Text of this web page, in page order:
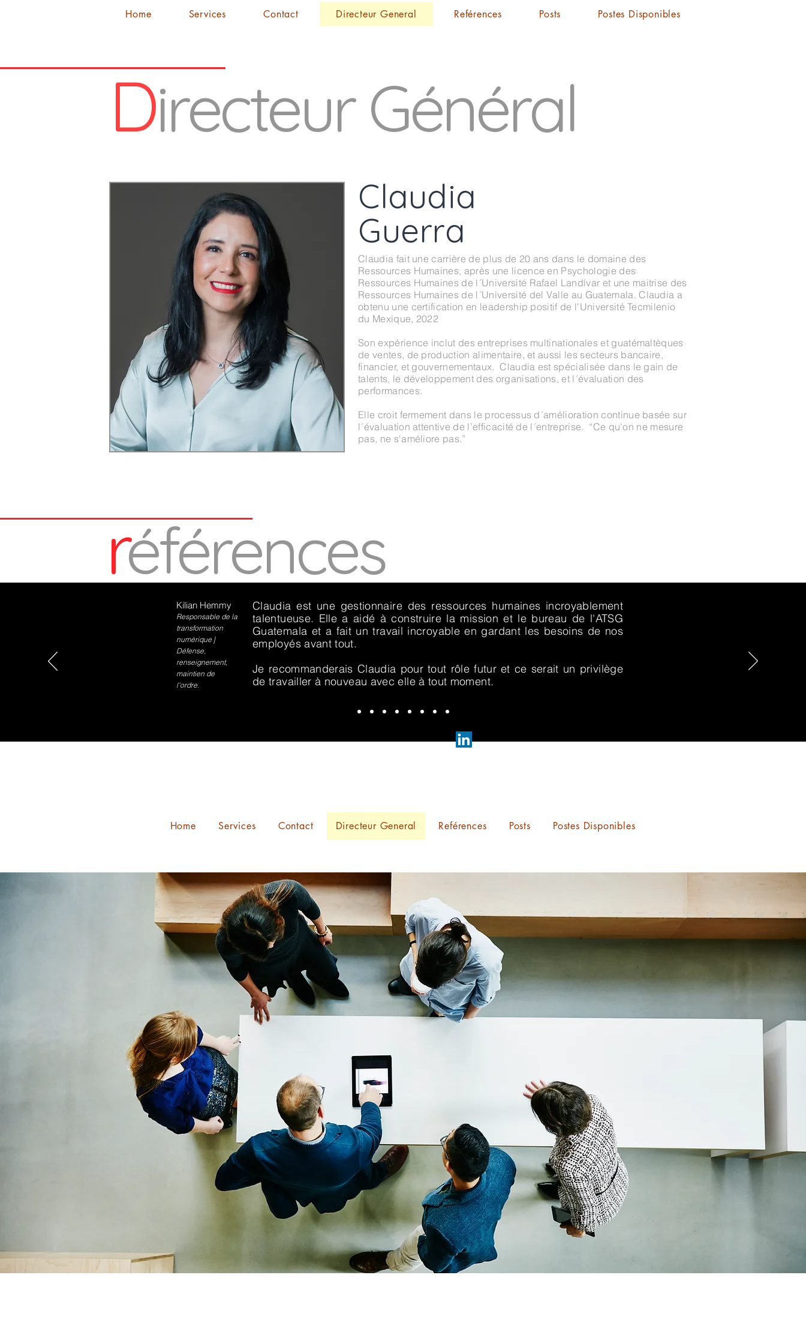
Home Services Contact Directeur General Reférences Posts Postes Disponibles
Directeur Général
Claudia
Guerra
Claudia fait une carrière de plus de 20 ans dans le domaine des
Ressources Humaines, après une licence en Psychologie des
Ressources Humaines de l´Université Rafael Landívar et une maitrise des
Ressources Humaines de l´Université del Valle au Guatemala. Claudia a
obtenu une certification en leadership positif de l'Université Tecmilenio
du Mexique, 2022
Son expérience inclut des entreprises multinationales et guatémaltèques
de ventes, de production alimentaire, et aussi les secteurs bancaire,
financier, et gouvernementaux. Claudia est spécialisée dans le gain de
talents, le développement des organisations, et l´évaluation des
performances.
Elle croit fermement dans le processus d´amélioration continue basée sur
l´évaluation attentive de l’efficacité de l´entreprise. “Ce qu'on ne mesure
pas, ne s'améliore pas.”
références
Kilian Hemmy
Responsable de la
transformation
numérique |
Défense,
renseignement,
maintien de
l'ordre.
Claudia est une gestionnaire des ressources humaines incroyablement
talentueuse. Elle a aidé à construire la mission et le bureau de l'ATSG
Guatemala et a fait un travail incroyable en gardant les besoins de nos
employés avant tout.
Je recommanderais Claudia pour tout rôle futur et ce serait un privilège
de travailler à nouveau avec elle à tout moment.
Home Services Contact Directeur General Reférences Posts Postes Disponibles